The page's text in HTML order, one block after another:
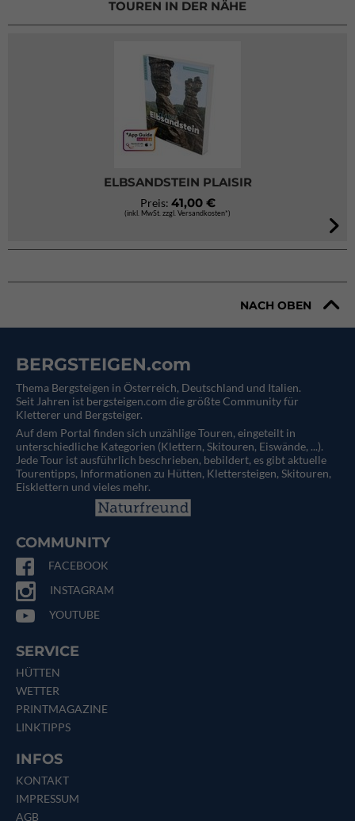
TOUREN IN DER NÄHE
ELBSANDSTEIN PLAISIR
Preis: 41,00 €
(inkl. MwSt. zzgl. Versandkosten*)
NACH OBEN
BERGSTEIGEN.com
Thema Bergsteigen in Österreich, Deutschland und Italien.
Seit Jahren ist bergsteigen.com die größte Community für
Kletterer und Bergsteiger.
Auf dem Portal finden sich unzählige Touren, eingeteilt in
unterschiedliche Kategorien (Klettern, Skitouren, Eiswände, ...).
Jede Tour ist ausführlich beschrieben, bebildert, es gibt aktuelle
Tourentipps, Informationen zu Hütten, Klettersteigen, Skitouren,
Eisklettern und vieles mehr.
COMMUNITY
FACEBOOK
INSTAGRAM
YOUTUBE
SERVICE
HÜTTEN
WETTER
PRINTMAGAZINE
LINKTIPPS
INFOS
KONTAKT
IMPRESSUM
AGB